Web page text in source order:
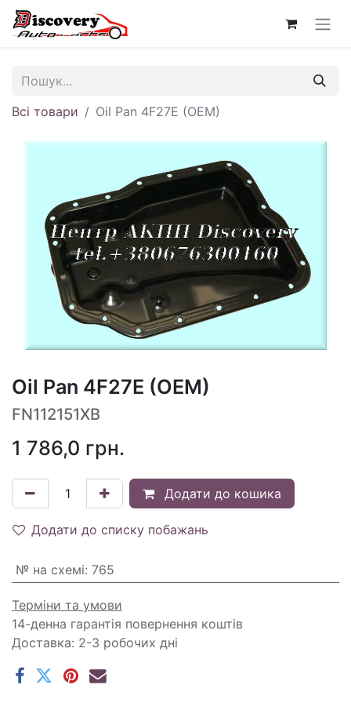
Всі товари Oil Pan 4F27E (OEM)
Oil Pan 4F27E (OEM)
FN112151XB
1 786,0 грн.
Додати до кошика
Додати до списку побажань
№ на схемі: 765
Терміни та умови
14-денна гарантія повернення коштів
Доставка: 2-3 робочих дні